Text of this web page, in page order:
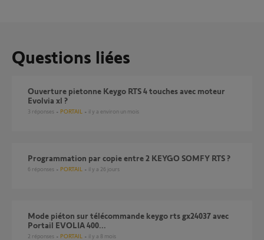
Questions liées
Ouverture pietonne Keygo RTS 4 touches avec moteur
Evolvia xl ?
3 réponses PORTAIL il y a environ un mois
Programmation par copie entre 2 KEYGO SOMFY RTS ?
6 réponses PORTAIL il y a 26 jours
Mode piéton sur télécommande keygo rts gx24037 avec
Portail EVOLIA 400...
2 réponses PORTAIL il y a 8 mois